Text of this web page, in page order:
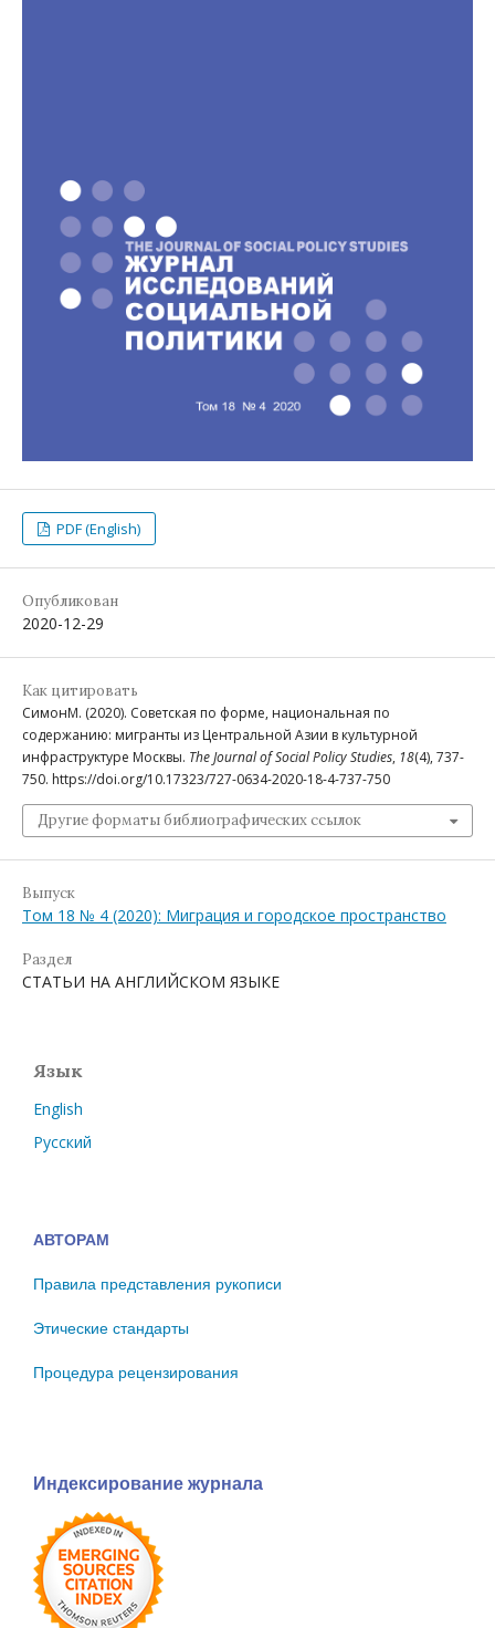
PDF (English)
Опубликован
2020-12-29
Как цитировать
СимонМ. (2020). Советская по форме, национальная по
содержанию: мигранты из Центральной Азии в культурной
инфраструктуре Москвы. The Journal of Social Policy Studies, 18(4), 737-
750. https://doi.org/10.17323/727-0634-2020-18-4-737-750
Другие форматы библиографических ссылок
Выпуск
Том 18 № 4 (2020): Миграция и городское пространство
Раздел
СТАТЬИ НА АНГЛИЙСКОМ ЯЗЫКЕ
Язык
English
Русский
АВТОРАМ
Правила представления рукописи
Этические стандарты
Процедура рецензирования
Индексирование журнала